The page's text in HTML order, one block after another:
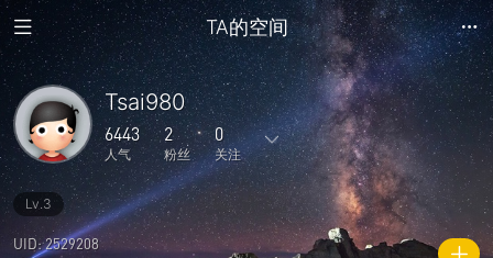
TA的空间
Tsai980
6443
人气
2
粉丝
0
关注
16
主题
531
回复
0
日志
0
相册
0
好友
Lv.3
UID: 2529208